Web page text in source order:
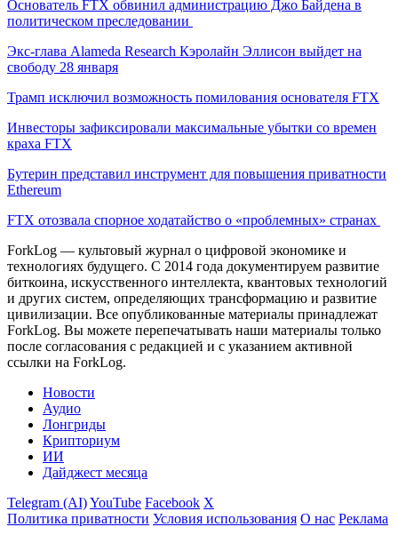
Основатель FTX обвинил администрацию Джо Байдена в
политическом преследовании
Экс-глава Alameda Research Кэролайн Эллисон выйдет на
свободу 28 января
Трамп исключил возможность помилования основателя FTX
Инвесторы зафиксировали максимальные убытки со времен
краха FTX
Бутерин представил инструмент для повышения приватности
Ethereum
FTX отозвала спорное ходатайство о «проблемных» странах
ForkLog — культовый журнал о цифровой экономике и
технологиях будущего. С 2014 года документируем развитие
биткоина, искусственного интеллекта, квантовых технологий
и других систем, определяющих трансформацию и развитие
цивилизации. Все опубликованные материалы принадлежат
ForkLog. Вы можете перепечатывать наши материалы только
после согласования с редакцией и с указанием активной
ссылки на ForkLog.
Новости
Аудио
Лонгриды
Крипториум
ИИ
Дайджест месяца
Telegram (AI)YouTube Facebook X
Политика приватности Условия использования О нас Реклама